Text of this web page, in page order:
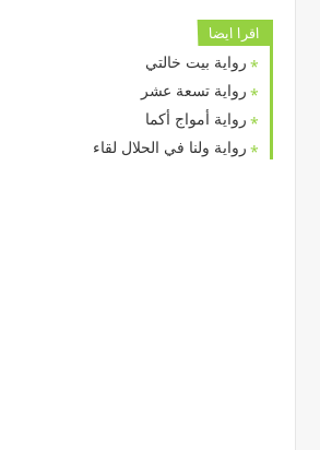
اقرا ايضا
رواية بيت خالتي
رواية تسعة عشر
رواية أمواج أكما
رواية ولنا في الحلال لقاء